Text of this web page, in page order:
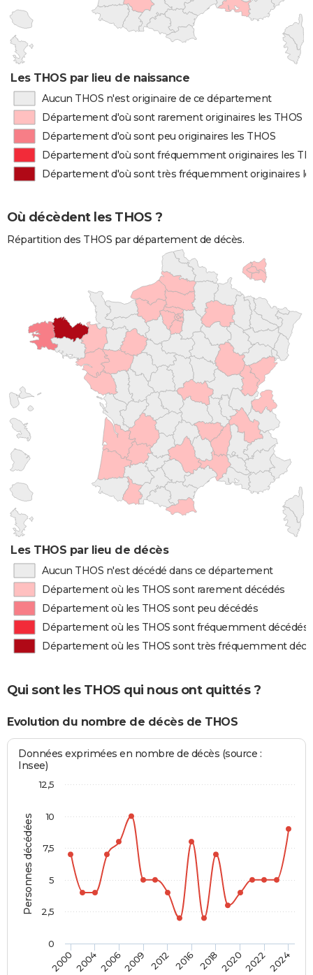
Les THOS par lieu de naissance
Aucun THOS n'est originaire de ce département
Département d'où sont rarement originaires les THOS
Département d'où sont peu originaires les THOS
Département d'où sont fréquemment originaires les
Département d'où sont très fréquemment originaires
Où décèdent les THOS ?
Répartition des THOS par département de décès.
Les THOS par lieu de décès
Aucun THOS n'est décédé dans ce département
Département où les THOS sont rarement décédés
Département où les THOS sont peu décédés
Département où les THOS sont fréquemment décédés
Département où les THOS sont très fréquemment
Qui sont les THOS qui nous ont quittés ?
Evolution du nombre de décès de THOS
Personnes décédées
Données exprimées en nombre de décès (source :
Insee)
2000200420062009 2012 2016 2018202020222024
0
2,5
5
7,5
10
12,5